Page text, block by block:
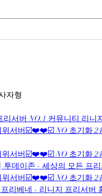
자형
서버 NO.1 커뮤니티 리니
서버☑️❤️❤️☑️ NO 초기화
서버☑️❤️❤️☑️ NO 초기화
투데이존 - 세상의 모든 프
서버☑️❤️❤️☑️ NO 초기화
리베네 - 리니지 프리서버